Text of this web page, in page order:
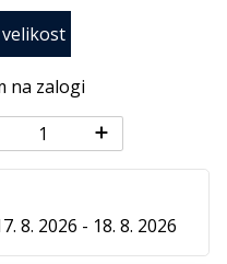
na zalogi
8. 2026 - 18. 8. 2026